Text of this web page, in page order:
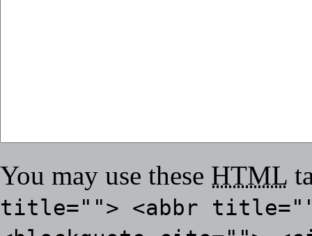
You may use these HTML
title=""> <abbr